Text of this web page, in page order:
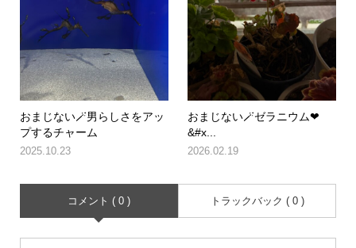
おまじない🪄男らしさをアッ
プするチャーム
2025.10.23
おまじない🪄ゼラニウム❤
&#x...
2026.02.19
コメント ( 0 ) トラックバック ( 0 )